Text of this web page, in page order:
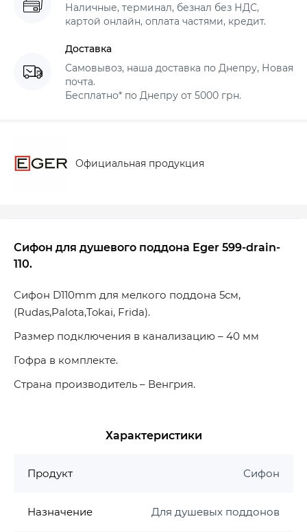
Наличные, терминал, безнал без НДС,
картой онлайн, оплата частями, кредит.
Доставка
Самовывоз, наша доставка по Днепру, Новая
почта.
Бесплатно* по Днепру от 5000 грн.
Официальная продукция
Сифон для душевого поддона Eger 599-drain-
110.
Сифон D110mm для мелкого поддона 5см,
(Rudas,Palota,Tokai, Frida).
Размер подключения в канализацию – 40 мм
Гофра в комплекте.
Страна производитель – Венгрия.
Характеристики
Продукт Сифон
Назначение Для душевых поддонов